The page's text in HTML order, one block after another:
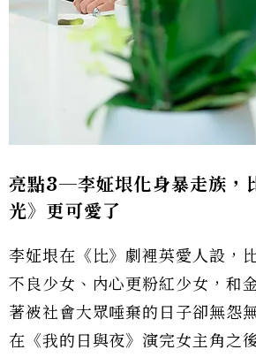
亮點3─李姃垠化身暴走族，
光》更可愛了
李姃垠在《比》劇裡英愛人設，
不良少女、內心更粉紅少女，和
著被社會大眾唾棄的日子卻無怨
在《我的日與夜》演完女主角之